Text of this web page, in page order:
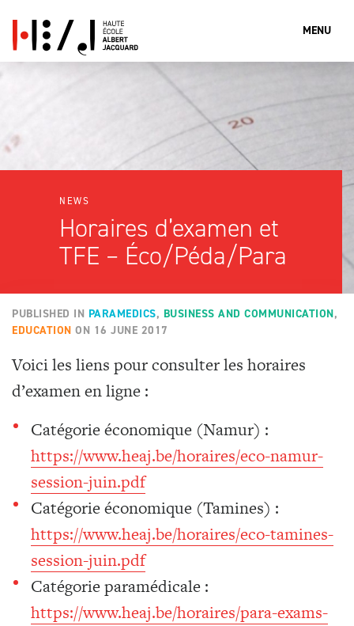
MENU
Search
NEWS
Horaires d’examen et
TFE – Éco/Péda/Para
PUBLISHED IN PARAMEDICS, BUSINESS AND COMMUNICATION,
EDUCATION ON 16 JUNE 2017
Voici les liens pour consulter les horaires
d’examen en ligne :
Catégorie économique (Namur) :
https://www.heaj.be/horaires/eco-namur-
session-juin.pdf
Catégorie économique (Tamines) :
https://www.heaj.be/horaires/eco-tamines-
session-juin.pdf
Catégorie paramédicale :
https://www.heaj.be/horaires/para-exams-